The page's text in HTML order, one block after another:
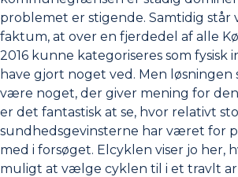
problemet er stigende. Samtidig står
faktum, at over en fjerdedel af alle
2016 kunne kategoriseres som fysisk
have gjort noget ved. Men løsningen
være noget, der giver mening for
er det fantastisk at se, hvor relativt
sundhedsgevinsterne har været for
med i forsøget. Elcyklen viser jo her,
muligt at vælge cyklen til i et travlt